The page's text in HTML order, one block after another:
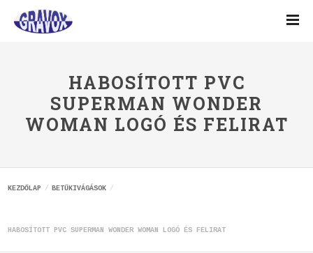
HABOSÍTOTT PVC
SUPERMAN WONDER
WOMAN LOGÓ ÉS FELIRAT
KEZDŐLAP BETŰKIVÁGÁSOK
HABOSÍTOTT PVC SUPERMAN WONDER WOMAN LOGÓ ÉS FELIRAT